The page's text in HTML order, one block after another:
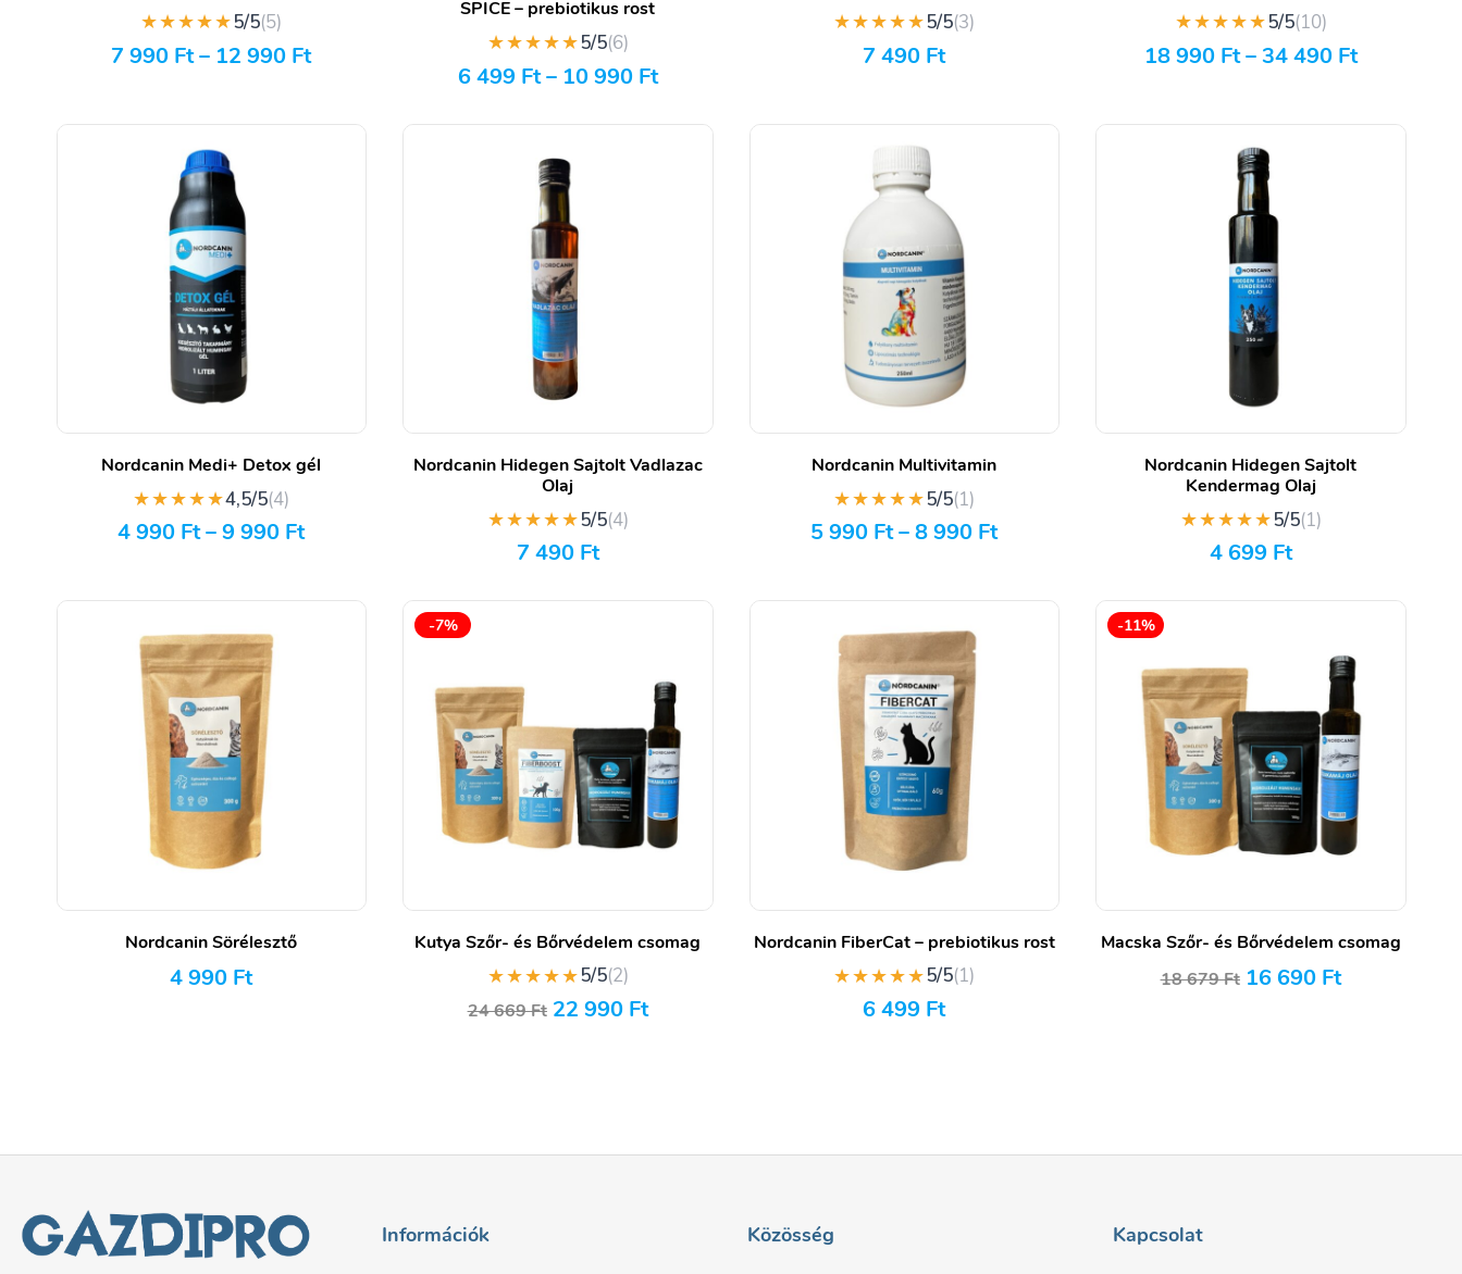
★★★★★5/5(5)
7 990 Ft– 12 990 Ft
SPICE – prebiotikus rost
★★★★★5/5(6)
6 499 Ft– 10 990 Ft
★★★★★5/5(3)
7 490 Ft
★★★★★5/5(10)
18 990 Ft–34 490 Ft
Nordcanin Medi+ Detox gél
★★★★★4,5/5(4)
4 990 Ft–9 990 Ft
Nordcanin Hidegen Sajtolt Vadlazac
Olaj
★★★★★5/5(4)
7 490 Ft
Nordcanin Multivitamin
★★★★★5/5(1)
5 990 Ft–8 990 Ft
Nordcanin Hidegen Sajtolt
Kendermag Olaj
★★★★★5/5(1)
4 699 Ft
Nordcanin Sörélesztő
4 990 Ft
-7%
Kutya Szőr- és Bőrvédelem csomag
★★★★★5/5(2)
24 669Ft 22 990 Ft
Nordcanin FiberCat – prebiotikus rost
★★★★★5/5(1)
6 499 Ft
-11%
Macska Szőr- és Bőrvédelem csomag
18 679Ft 16 690 Ft
Információk Közösség Kapcsolat